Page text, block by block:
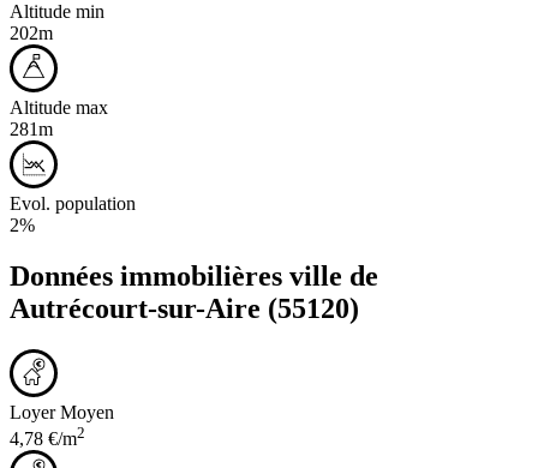
Altitude min
202m
Altitude max
281m
Evol. population
2%
Données immobilières ville de
Autrécourt-sur-Aire (55120)
Loyer Moyen
4,78 €/m2